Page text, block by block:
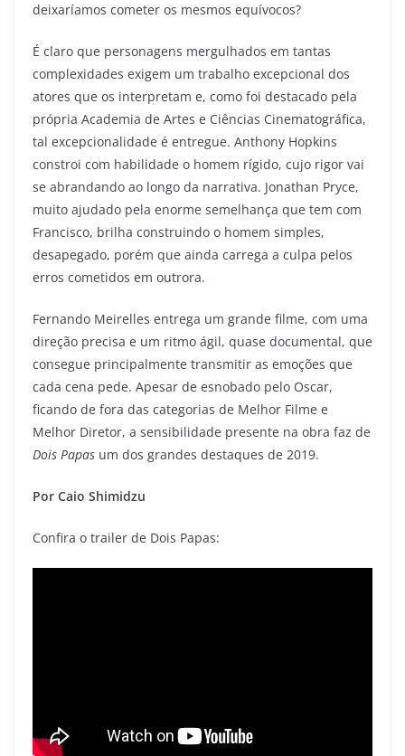
deixaríamos cometer os mesmos equívocos?
É claro que personagens mergulhados em tantas
complexidades exigem um trabalho excepcional dos
atores que os interpretam e, como foi destacado pela
própria Academia de Artes e Ciências Cinematográfica,
tal excepcionalidade é entregue. Anthony Hopkins
constroi com habilidade o homem rígido, cujo rigor vai
se abrandando ao longo da narrativa. Jonathan Pryce,
muito ajudado pela enorme semelhança que tem com
Francisco, brilha construindo o homem simples,
desapegado, porém que ainda carrega a culpa pelos
erros cometidos em outrora.
Fernando Meirelles entrega um grande filme, com uma
direção precisa e um ritmo ágil, quase documental, que
consegue principalmente transmitir as emoções que
cada cena pede. Apesar de esnobado pelo Oscar,
ficando de fora das categorias de Melhor Filme e
Melhor Diretor, a sensibilidade presente na obra faz de
Dois Papas um dos grandes destaques de 2019.
Por Caio Shimidzu
Confira o trailer de Dois Papas: